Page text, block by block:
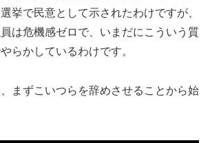
挙で民意として示されたわけですが、
は危機感ゼロで、いまだにこういう質
らかしているわけです。
まずこいつらを辞めさせることから始